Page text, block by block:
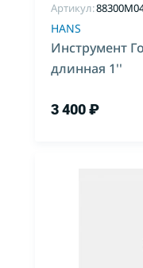
Артикул:
HANS
Инструмент
длинная 1''
3 400 ₽